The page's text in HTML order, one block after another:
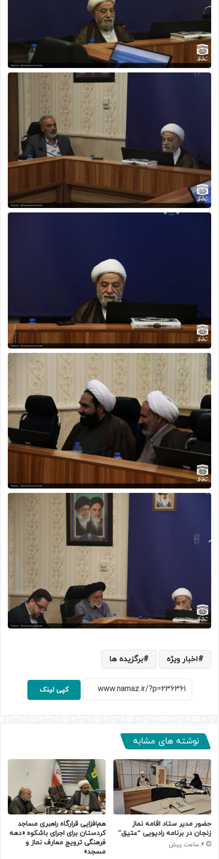
اخبار ویژه برگزیده ها
کپی لینک
نوشته های مشابه
حضور مدیر ستاد اقامه نماز
زنجان در برنامه رادیویی “عتیق”
4 ساعت پیش
هم‌افزایی قرارگاه راهبری مساجد
کردستان برای اجرای باشکوه «دهه
فرهنگی ترویج معارف نماز و
مسجد»